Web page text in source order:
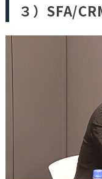
３）SFA/